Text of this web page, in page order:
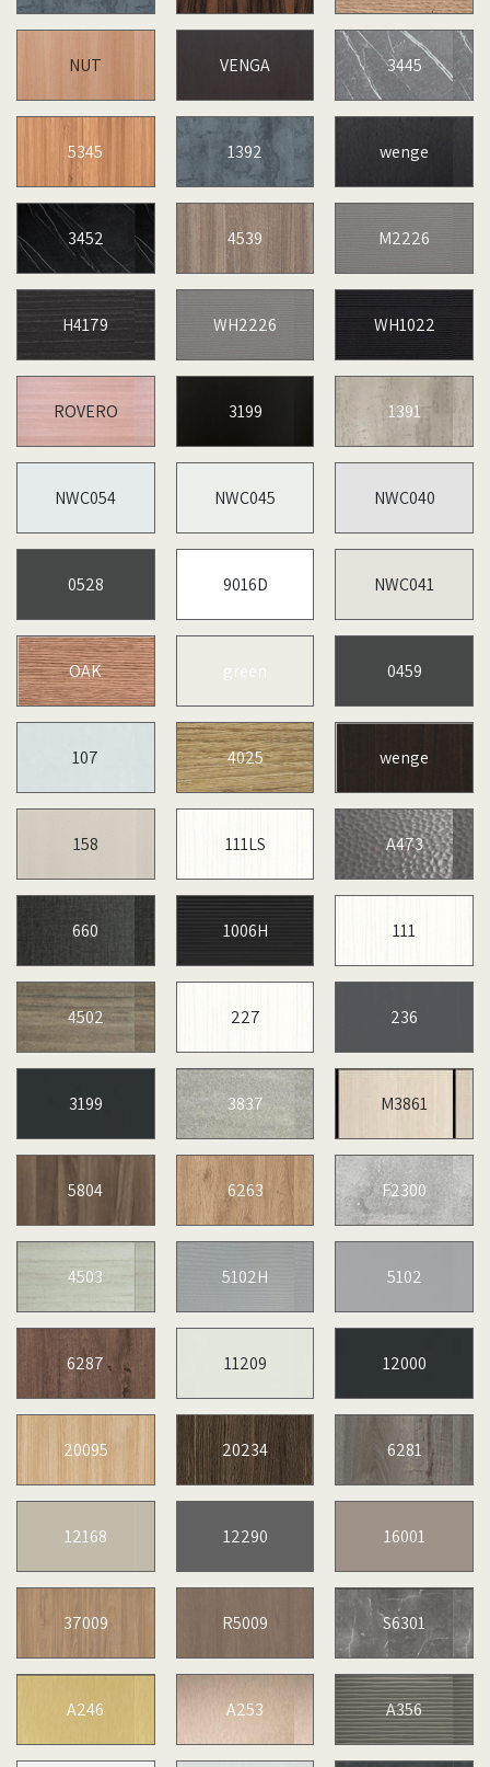
3445
VENGA
NUT
wenge
1392
5345
M2226
4539
3452
WH1022
WH2226
H4179
1391
3199
ROVERO
NWC040
NWC045
NWC054
NWC041
9016D
0528
0459
green
OAK
wenge
4025
107
A473
111LS
158
111
1006H
660
236
227
4502
M3861
3837
3199
F2300
6263
5804
5102
5102H
4503
12000
11209
6287
6281
20234
20095
16001
12290
12168
S6301
R5009
37009
A356
A253
A246